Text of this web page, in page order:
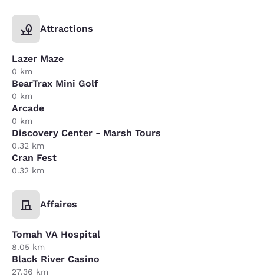
Attractions
Lazer Maze
0 km
BearTrax Mini Golf
0 km
Arcade
0 km
Discovery Center - Marsh Tours
0.32 km
Cran Fest
0.32 km
Affaires
Tomah VA Hospital
8.05 km
Black River Casino
27.36 km